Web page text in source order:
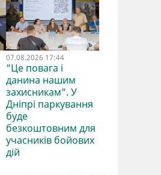
07.08.2026 17:44
"Це повага і
данина нашим
захисникам". У
Дніпрі паркування
буде
безкоштовним для
учасників бойових
дій